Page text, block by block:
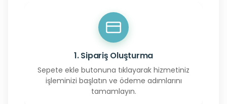
1. Sipariş Oluşturma
Sepete ekle butonuna tıklayarak hizmetiniz
işleminizi başlatın ve ödeme adımlarını
tamamlayın.